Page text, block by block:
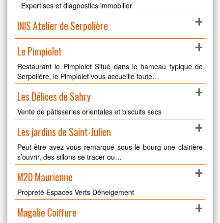
Expertises et diagnostics immobilier
INIS Atelier de Serpolière +
Le Pimpiolet +
Restaurant le Pimpiolet Situé dans le hameau typique de
Serpolière, le Pimpiolet vous accueille toute…
Les Délices de Sahry +
Vente de pâtisseries orientales et biscuits secs
Les jardins de Saint-Julien +
Peut-être avez vous remarqué sous le bourg une clairière
s’ouvrir, des sillons se tracer ou…
M2D Maurienne +
Propreté Espaces Verts Déneigement
Magalie Coiffure +